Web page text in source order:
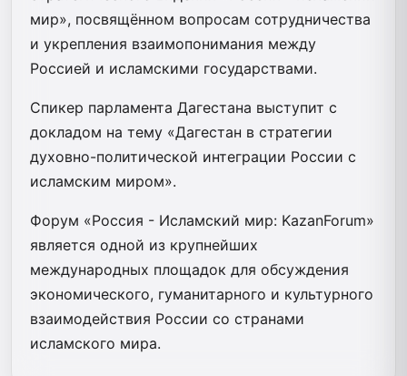
мир», посвящённом вопросам сотрудничества
и укрепления взаимопонимания между
Россией и исламскими государствами.
Спикер парламента Дагестана выступит с
докладом на тему «Дагестан в стратегии
духовно-политической интеграции России с
исламским миром».
Форум «Россия - Исламский мир: KazanForum»
является одной из крупнейших
международных площадок для обсуждения
экономического, гуманитарного и культурного
взаимодействия России со странами
исламского мира.